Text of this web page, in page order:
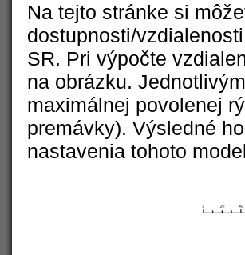
Na tejto stránke si
dostupnosti/
SR. Pri výpočte
na obrázku.
maximálnej povolenej
premávky). Výsledné
nastavenia tohoto